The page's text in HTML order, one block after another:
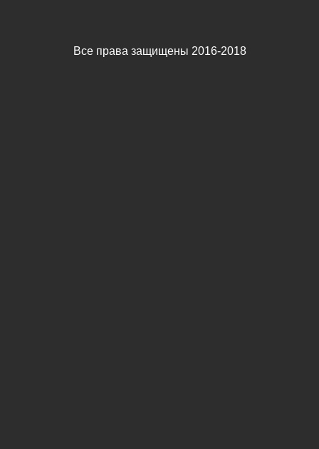
Все права защищены 2016-2018